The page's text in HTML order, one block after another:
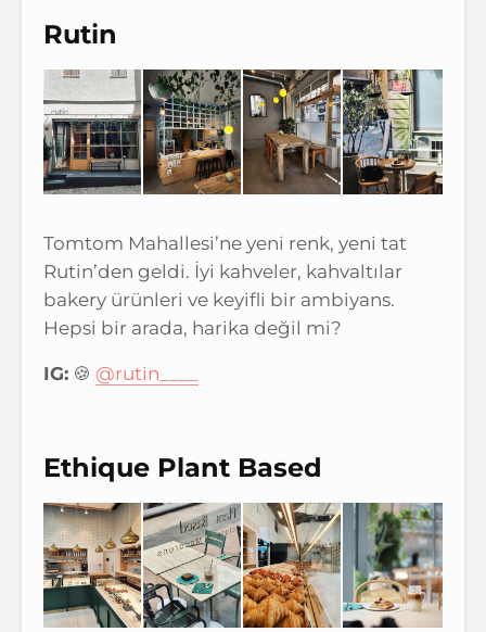
Rutin
Tomtom Mahallesi’ne yeni renk, yeni tat
Rutin’den geldi. İyi kahveler, kahvaltılar
bakery ürünleri ve keyifli bir ambiyans.
Hepsi bir arada, harika değil mi?
IG: 🍪 @rutin____
Ethique Plant Based